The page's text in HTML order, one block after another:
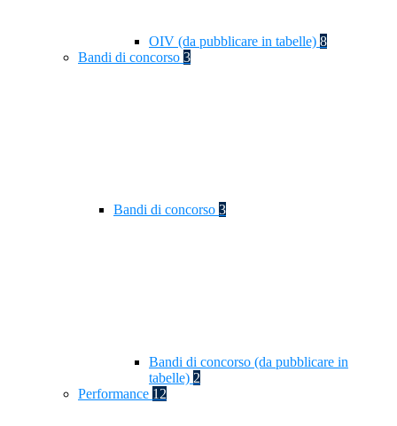
OIV (da pubblicare in tabelle) 8
Bandi di concorso 3
Bandi di concorso 3
Bandi di concorso (da pubblicare in
tabelle) 2
Performance 12